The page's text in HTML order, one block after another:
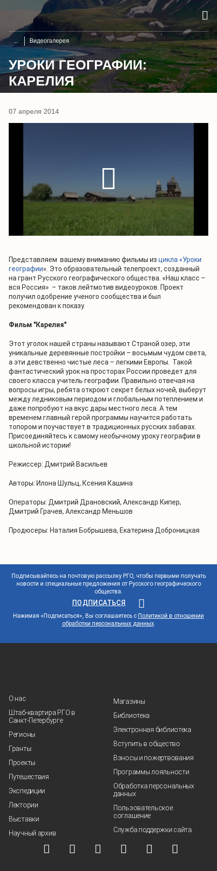
Видеогалерея
УРОКИ ГЕОГРАФИИ:
КАРЕЛИЯ
07 апреля 2014
Представляем вашему вниманию фильмы из цикла «Уроки
географии». Это образовательный телепроект, созданный
на грант Русского географического общества. «Наш класс –
вся Россия» – таков лейтмотив видеоуроков. Проект
получил одобрение ученого сообщества и был
рекомендован к показу.
Фильм "Карелия"
Этот уголок нашей страны называют Страной озер, эти
уникальные деревянные постройки – восьмым чудом света,
а эти девственно чистые леса – легкими Европы. Такой
фантастический урок на просторах России проведет для
своего класса учитель географии. Правильно отвечая на
вопросы игры, ребята откроют секрет белых ночей, выберут
между ледниковым периодом и глобальным потеплением и
даже попробуют на вкус дары местного леса. А тем
временем главный герой программы научится работать
топором и поучаствует в традиционных русских забавах.
Присоединяйтесь к самому необычному уроку географии в
школьной истории!
Режиссер: Дмитрий Васильев
Авторы: Илона Шульц, Ксения Кашина
Операторы: Дмитрий Драновский, Александр Кипер,
Дмитрий Грачев, Александр Меньшов
Продюсеры: Наталия Бобрышева, Екатерина Доброницкая
Подписывайтесь на почтовую рассылку РГО, чтобы первыми получать
новости и специальные предложения от Русского географического
общества.
ПОДПИСАТЬСЯ
Нажимая «Подписаться», Вы соглашаетесь с Политикой в отношении
обработки персональных данных.
О нас
Штаб-квартира РГО в
Санкт‑Петербурге
Регионы
Гранты
Проекты
Путешествия
Экспедиции
Лектории
Выставки
Научный архив
Магазины
Библиотека
Электронная библиотека
Вступить в общество
Взносы и пожертвования
Программы лояльности
Обработка персональных
данных
Пользовательское
соглашение
Служба поддержки сайта